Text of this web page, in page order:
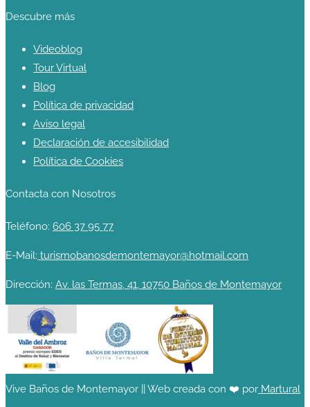
Descubre más
Videoblog
Tour Virtual
Blog
Política de privacidad
Aviso legal
Declaración de accesibilidad
Política de Cookies
Contacta con Nosotros
Teléfono: 606 37 95 77
E-Mail: turismobanosdemontemayor@hotmail.com
Dirección: Av. las Termas, 41, 10750 Baños de Montemayor
Vive Baños de Montemayor || Web creada con ❤️ por Martural